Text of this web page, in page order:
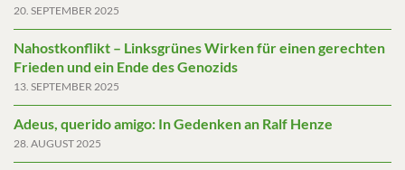
20. SEPTEMBER 2025
Nahostkonflikt – Linksgrünes Wirken für einen gerechten
Frieden und ein Ende des Genozids
13. SEPTEMBER 2025
Adeus, querido amigo: In Gedenken an Ralf Henze
28. AUGUST 2025